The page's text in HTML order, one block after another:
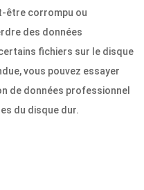
être corrompu ou
des données
fichiers sur le disque
vous pouvez essayer
de données professionnel
du disque dur.